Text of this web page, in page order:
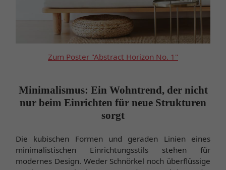
Zum Poster "Abstract Horizon No. 1"
Minimalismus: Ein Wohntrend, der nicht
nur beim Einrichten für neue Strukturen
sorgt
Die kubischen Formen und geraden Linien eines
minimalistischen Einrichtungsstils stehen für
modernes Design. Weder Schnörkel noch überflüssige